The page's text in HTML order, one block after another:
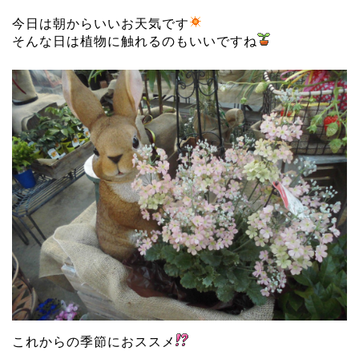
今日は朝からいいお天気です
そんな日は植物に触れるのもいいですね
これからの季節におススメ